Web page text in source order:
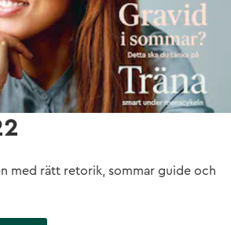
med rätt retorik, sommar guide och